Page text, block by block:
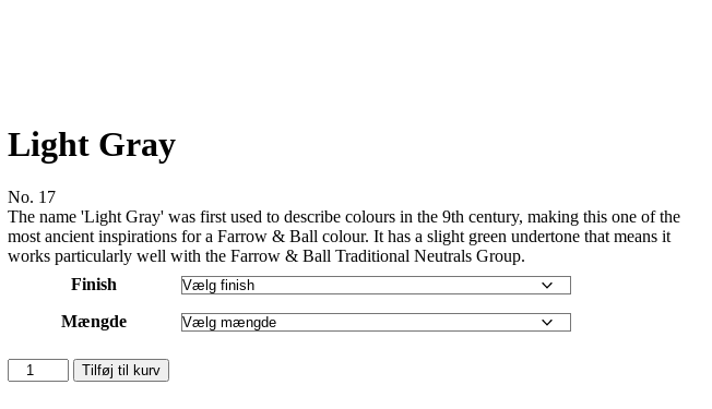
Light Gray
No. 17
The name 'Light Gray' was first used to describe colours in the 9th century, making this one of the
most ancient inspirations for a Farrow & Ball colour. It has a slight green undertone that means it
works particularly well with the Farrow & Ball Traditional Neutrals Group.
Finish
Mængde
Light
Gray
Tilføj til kurv